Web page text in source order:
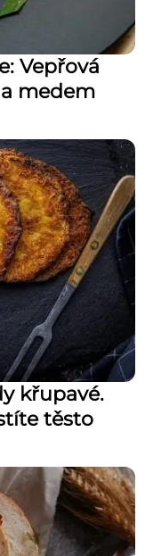
Vepřová
medem
křupavé.
těsto